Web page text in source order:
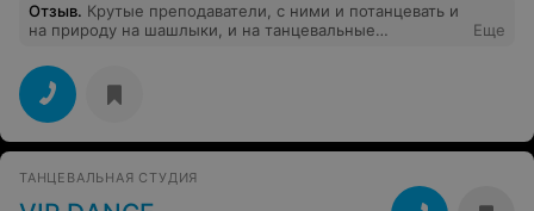
Отзыв. Крутые преподаватели, с ними и потанцевать и
на природу на шашлыки, и на танцевальные
Ребята, вы класс!
Еще
ТАНЦЕВАЛЬНАЯ СТУДИЯ